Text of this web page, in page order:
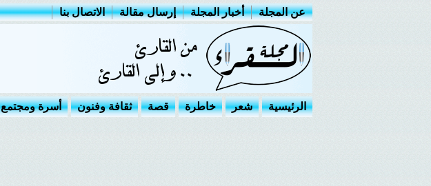
عن المجلة أخبار المجلة إرسال مقالة الاتصال بنا
الرئيسية شعر خاطرة قصة ثقافة وفنون أسرة ومجتمع